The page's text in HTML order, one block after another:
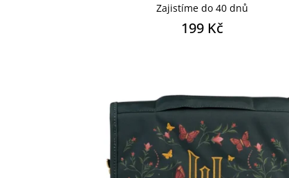
Zajistíme do 40 dnů
199 Kč